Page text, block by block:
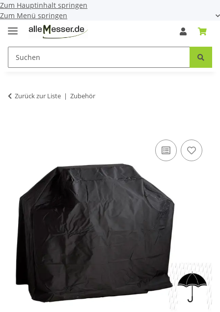
Zum Hauptinhalt springen
Zum Menü springen
Zurück zur Liste Zubehör